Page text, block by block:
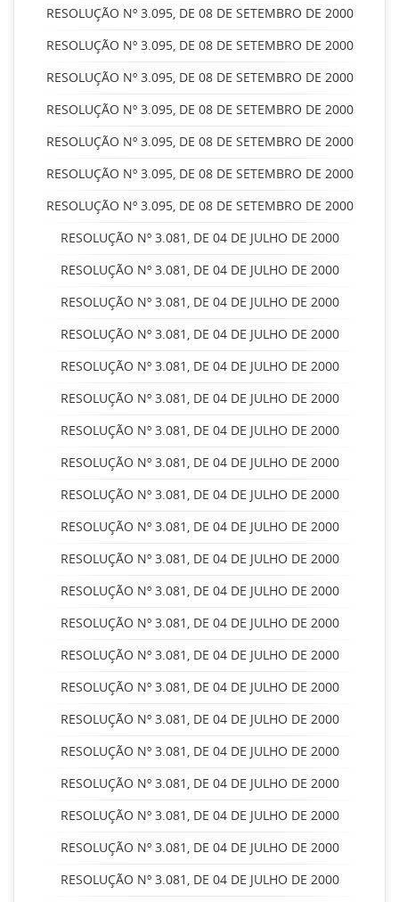
RESOLUÇÃO Nº 3.095, DE 08 DE SETEMBRO DE 2000
RESOLUÇÃO Nº 3.095, DE 08 DE SETEMBRO DE 2000
RESOLUÇÃO Nº 3.095, DE 08 DE SETEMBRO DE 2000
RESOLUÇÃO Nº 3.095, DE 08 DE SETEMBRO DE 2000
RESOLUÇÃO Nº 3.095, DE 08 DE SETEMBRO DE 2000
RESOLUÇÃO Nº 3.095, DE 08 DE SETEMBRO DE 2000
RESOLUÇÃO Nº 3.095, DE 08 DE SETEMBRO DE 2000
RESOLUÇÃO Nº 3.081, DE 04 DE JULHO DE 2000
RESOLUÇÃO Nº 3.081, DE 04 DE JULHO DE 2000
RESOLUÇÃO Nº 3.081, DE 04 DE JULHO DE 2000
RESOLUÇÃO Nº 3.081, DE 04 DE JULHO DE 2000
RESOLUÇÃO Nº 3.081, DE 04 DE JULHO DE 2000
RESOLUÇÃO Nº 3.081, DE 04 DE JULHO DE 2000
RESOLUÇÃO Nº 3.081, DE 04 DE JULHO DE 2000
RESOLUÇÃO Nº 3.081, DE 04 DE JULHO DE 2000
RESOLUÇÃO Nº 3.081, DE 04 DE JULHO DE 2000
RESOLUÇÃO Nº 3.081, DE 04 DE JULHO DE 2000
RESOLUÇÃO Nº 3.081, DE 04 DE JULHO DE 2000
RESOLUÇÃO Nº 3.081, DE 04 DE JULHO DE 2000
RESOLUÇÃO Nº 3.081, DE 04 DE JULHO DE 2000
RESOLUÇÃO Nº 3.081, DE 04 DE JULHO DE 2000
RESOLUÇÃO Nº 3.081, DE 04 DE JULHO DE 2000
RESOLUÇÃO Nº 3.081, DE 04 DE JULHO DE 2000
RESOLUÇÃO Nº 3.081, DE 04 DE JULHO DE 2000
RESOLUÇÃO Nº 3.081, DE 04 DE JULHO DE 2000
RESOLUÇÃO Nº 3.081, DE 04 DE JULHO DE 2000
RESOLUÇÃO Nº 3.081, DE 04 DE JULHO DE 2000
RESOLUÇÃO Nº 3.081, DE 04 DE JULHO DE 2000